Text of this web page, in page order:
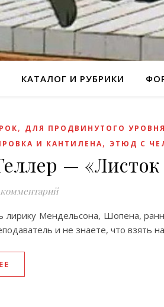
КАТАЛОГ И РУБРИКИ
, ДЛЯ ПРОДВИНУТОГО УРОВНЯ
И КАНТИЛЕНА, ЭТЮД С
— «Листок
комментарий
лирику Мендельсона, Шопена,
и не знаете, что взять